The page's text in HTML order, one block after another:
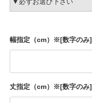
幅指定（cm）※[数字のみ]
丈指定（cm）※[数字のみ]